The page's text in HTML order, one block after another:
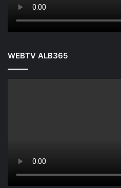
WEBTV ALB365